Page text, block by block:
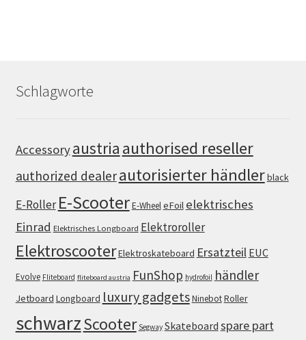
Schlagworte
Accessoryaustria authorised reseller
authorized dealerautorisierter händlerblack
E-Roller E-ScooterE-WheeleFoil elektrisches
Einrad Elektrisches Longboard Elektroroller
ElektroscooterElektroskateboard Ersatzteil EUC
Evolve Fliteboard fliteboard austria FunShop hydrofoil händler
Jetboard Longboard luxury gadgetsNinebotRoller
schwarzScooter Segway Skateboard spare part